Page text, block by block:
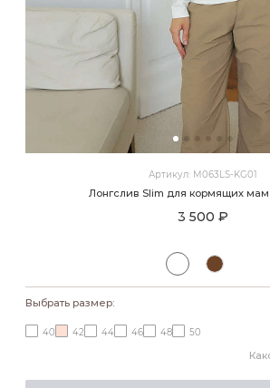
Артикул: M063LS-KG01
Лонгслив Slim для кормящих
3 500 ₽
Выбрать размер:
40 42 44 46 48 50